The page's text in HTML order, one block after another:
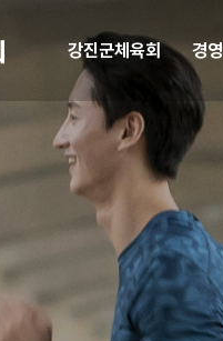
강진군체육회 경